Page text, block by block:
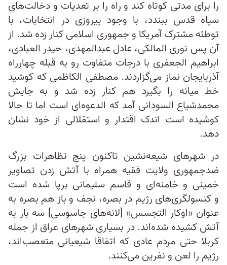
را برای مدتی کوتاه کند و راه را بر تعدیات و دخالت‌های
سپاه قدس ببندد، با وجود پیروزی در انتخابات، با
توطئه مشترک آمریکا و جمهوری اسلامی کنار زده شد. از
آن پس نوری المالکی، عادل عبدالمهدی، حیدر العبادی،
ابراهیم الجعفری با درجات متفاوت رو به قبله چهارراه
آذربایجان نماز می‌گزاردند. مصطفی الکاظمی که کوشید
خط میانه را بگیرد هم کنار زده شد و به جایش
محمدشیاع السودانی آمد که الدعوه‌ای است اما تا حالا
کوشیده است اندک اقتدار و استقلالی از خود نشان
دهد.
در شهرهای شیعه‌نشین تاکنون پنج تظاهرات بزرگ
ضدجمهوری ولایت فقیه همراه با آتش زدن تصاویر
خمینی و خامنه‌ای و قاسم سلیمانی برپا شده است
و کنسولگری‌های رژیم در بصره، نجف و باز هم بصره به
عنوان «اوکار التجسس» [لانه‌های جاسوسی] سه بار به
آتش کشیده شده‌اند. در بسیاری شهرهای عراق از جمله
کربلا حتی مردم عادی که اتفاقا شیعیانی متعصب‌اند،
رژیم را لعن و نفرین می‌کنند.